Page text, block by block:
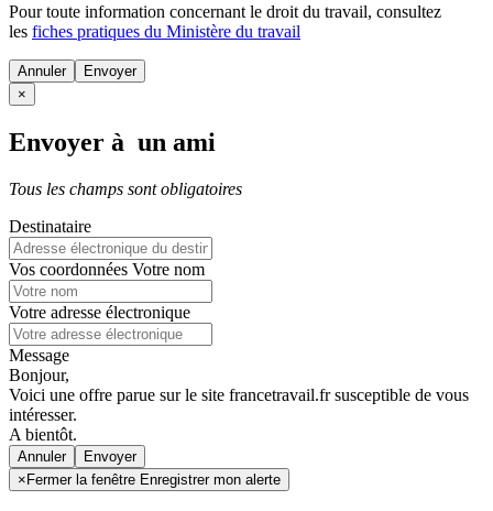
Pour toute information concernant le droit du travail, consultez
les fiches pratiques du Ministère du travail
Annuler
×
Envoyer à un ami
Tous les champs sont obligatoires
Destinataire
Vos coordonnées Votre nom
Votre adresse électronique
Message
Bonjour,
Voici une offre parue sur le site francetravail.fr susceptible de vous
intéresser.
A bientôt.
Annuler
× Fermer la fenêtre Enregistrer mon alerte